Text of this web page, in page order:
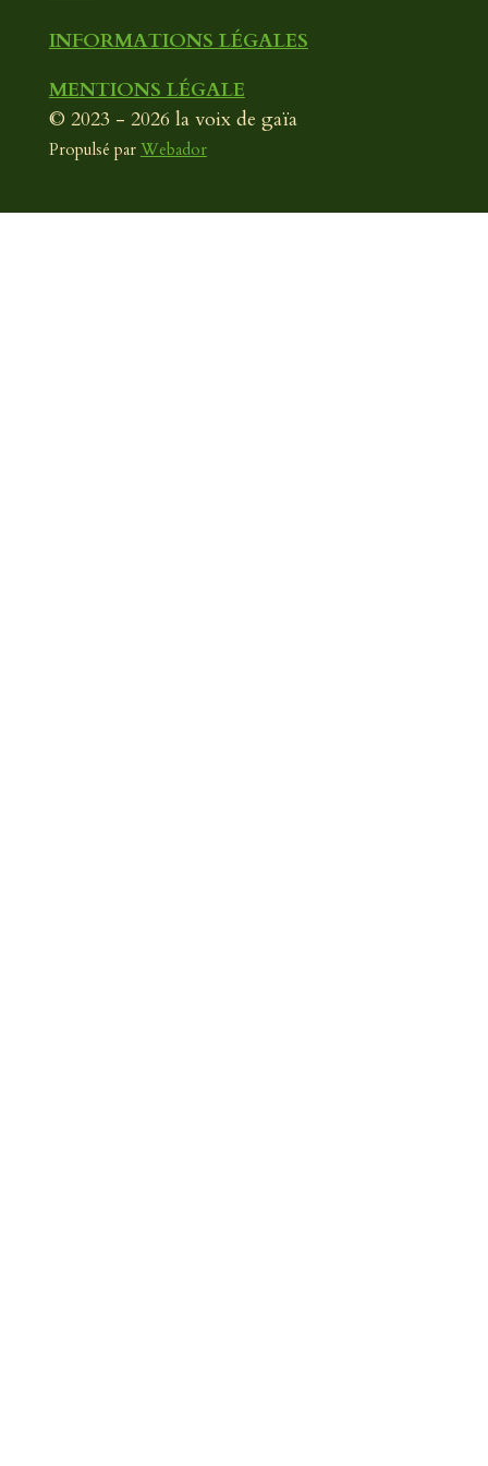
INFORMATIONS LÉGALES
MENTIONS LÉGALE
© 2023 - 2026 la voix de gaïa
Propulsé par Webador